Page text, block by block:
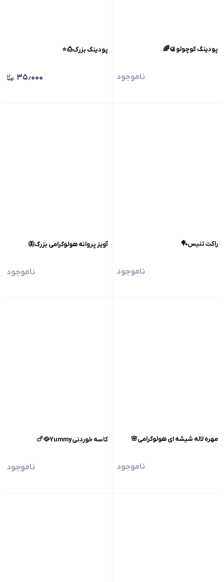
پودینگ کوچولو🥮🌈
ناموجود
پودینگ بزرگ🍮⭐️
۳۵٫۰۰۰
راکت تنیس🏓
ناموجود
آویز پروانه هولوگرامی بزرگ🦋
ناموجود
مهره لاله شیشه ای هولوگرامی🌸
ناموجود
کاسه خوردنیYummy🥘🍗
ناموجود